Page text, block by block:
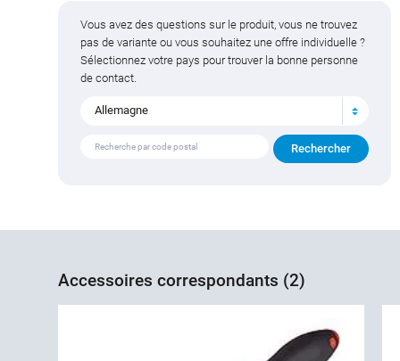
Vous avez des questions sur le produit, vous ne trouvez
pas de variante ou vous souhaitez une offre individuelle ?
Sélectionnez votre pays pour trouver la bonne personne
de contact.
Allemagne
Accessoires correspondants (2)